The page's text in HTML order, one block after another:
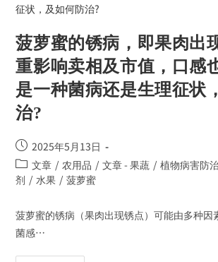
菠萝蜜的锈病，即果肉出
重影响卖相及市值，口感
是一种菌病还是生理征状
治?
2025年5月13日
文章 / 农用品 / 文章 - 果蔬 / 植物病害防
剂 / 水果 / 菠萝蜜
菠萝蜜的锈病（果肉出现锈点）可能由多种因
菌感…